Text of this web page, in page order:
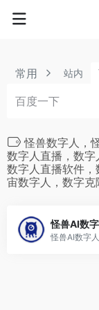
常用 站内
怪兽数字人，
数字人直播，数字
数字人直播软件
宙数字人，数字
怪兽AI数